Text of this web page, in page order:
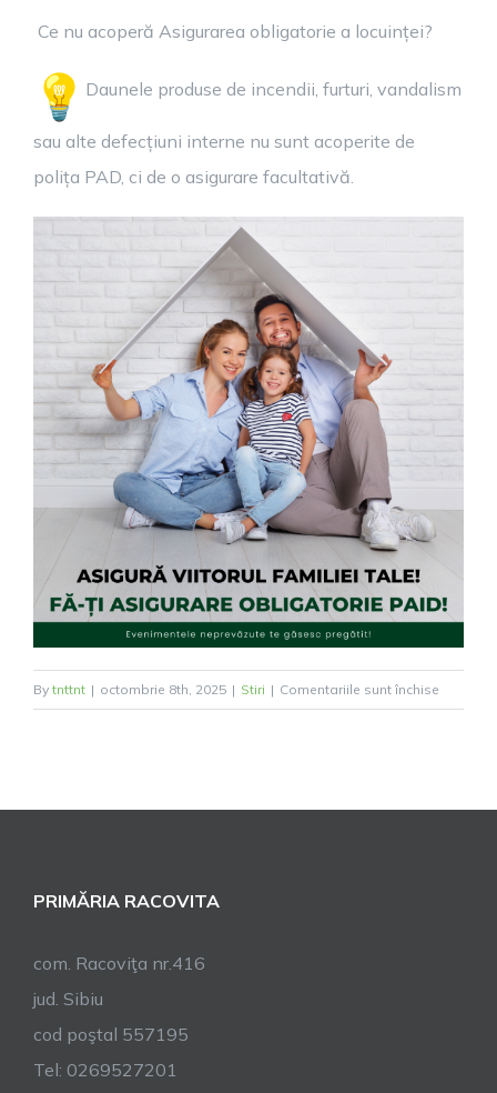
Ce nu acoperă Asigurarea obligatorie a locuinței?
Daunele produse de incendii, furturi, vandalism
sau alte defecțiuni interne nu sunt acoperite de
polița PAD, ci de o asigurare facultativă.
By tnttnt | octombrie 8th, 2025 | Stiri | Comentariile sunt închise
PRIMĂRIA RACOVITA
com. Racoviţa nr.416
jud. Sibiu
cod poştal 557195
Tel: 0269527201